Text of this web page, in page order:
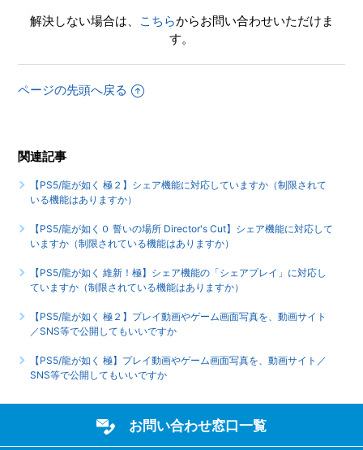
【PS5/龍が如く 極】クリアデータのデータ引き継ぎにて、
引き継がれる要素と引き継がれない要素を教えてください
【PS5/龍が如く 極】クリア後、2周めができるモードはあり
ますか
解決しない場合は、 こちらからお問い合わせいただけま
す。
ページの先頭へ戻る
関連記事
【PS5/龍が如く 極２】シェア機能に対応していますか（制限されて
いる機能はありますか）
【PS5/龍が如く０ 誓いの場所 Director's Cut】シェア機能に対応して
いますか（制限されている機能はありますか）
【PS5/龍が如く 維新！極】シェア機能の「シェアプレイ」に対応し
ていますか（制限されている機能はありますか）
【PS5/龍が如く 極２】プレイ動画やゲーム画面写真を、動画サイト
／SNS等で公開してもいいですか
【PS5/龍が如く 極】プレイ動画やゲーム画面写真を、動画サイト／
SNS等で公開してもいいですか
お問い合わせ窓口一覧